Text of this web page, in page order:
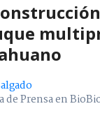
de Prensa en